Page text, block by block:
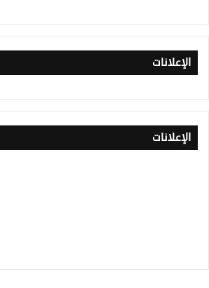
الإعلانات
الإعلانات